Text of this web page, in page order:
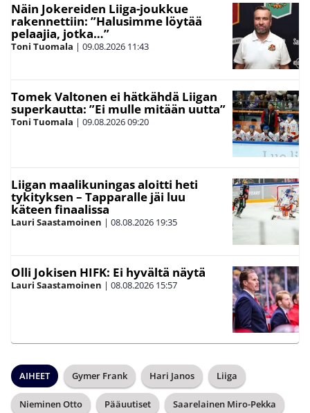
Näin Jokereiden Liiga-joukkue
rakennettiin: ”Halusimme löytää
pelaajia, jotka…”
Toni Tuomala | 09.08.2026 11:43
Tomek Valtonen ei hätkähdä Liigan
superkautta: ”Ei mulle mitään uutta”
Toni Tuomala | 09.08.202609:20
Liigan maalikuningas aloitti heti
tykityksen – Tapparalle jäi luu
käteen finaalissa
Lauri Saastamoinen | 08.08.2026 19:35
Olli Jokisen HIFK: Ei hyvältä näytä
Lauri Saastamoinen | 08.08.2026 15:57
AIHEET Gymer Frank Hari Janos Liiga
Nieminen Otto Pääuutiset Saarelainen Miro-Pekka